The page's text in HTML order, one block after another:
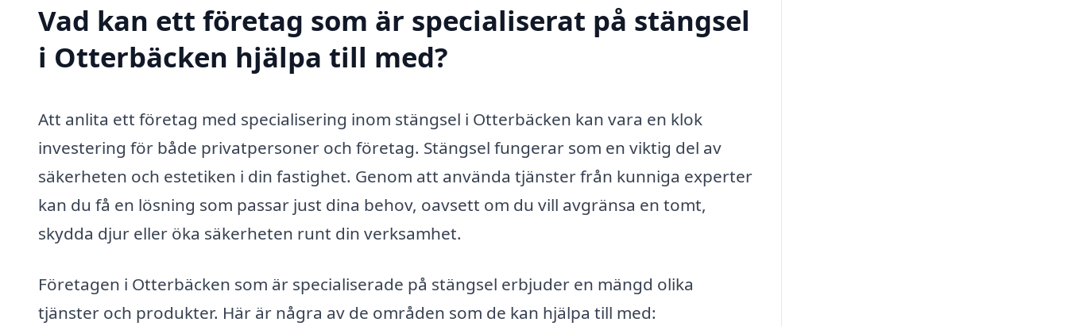
Vad kan ett företag som är specialiserat på stängsel
i Otterbäcken hjälpa till med?
Att anlita ett företag med specialisering inom stängsel i Otterbäcken kan vara en klok
investering för både privatpersoner och företag. Stängsel fungerar som en viktig del av
säkerheten och estetiken i din fastighet. Genom att använda tjänster från kunniga experter
kan du få en lösning som passar just dina behov, oavsett om du vill avgränsa en tomt,
skydda djur eller öka säkerheten runt din verksamhet.
Företagen i Otterbäcken som är specialiserade på stängsel erbjuder en mängd olika
tjänster och produkter. Här är några av de områden som de kan hjälpa till med: